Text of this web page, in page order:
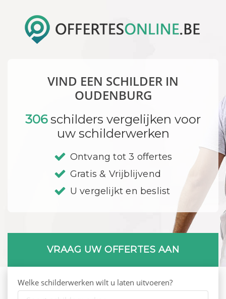
VIND EEN SCHILDER IN
OUDENBURG
306schilders vergelijken voor
uw schilderwerken
Ontvang tot 3 offertes
Gratis & Vrijblijvend
U vergelijkt en beslist
VRAAG UW OFFERTES AAN
Welke schilderwerken wilt u laten uitvoeren?